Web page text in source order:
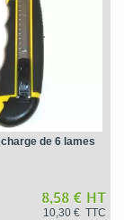
de 6 lames
8,58 € HT
10,30 € TTC